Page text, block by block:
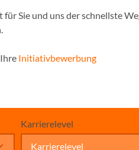
Sie und uns der schnellste
Initiativbewerbung
Karrierelevel
Karrierelevel